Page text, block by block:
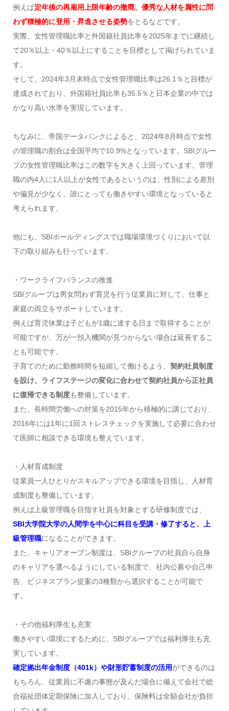
例えば定年後の再雇用上限年齢の撤廃、優秀な人材を属性に問
わず積極的に登用・昇進させる姿勢をとるなどです。
実際、女性管理職比率と外国籍社員比率を2025年までに継続し
て20％以上・40％以上にすることを目標として掲げられていま
す。
そして、2024年3月末時点で女性管理職比率は26.1％と目標が
達成されており、外国籍社員比率も35.5％と日本企業の中では
かなり高い水準を実現しています。
ちなみに、帝国データバンクによると、2024年8月時点で女性
の管理職の割合は全国平均で10.9%となっています。SBIグルー
プの女性管理職比率はこの数字を大きく上回っています。管理
職の内4人に1人以上が女性であるというのは、性別による差別
や偏見が少なく、誰にとっても働きやすい環境となっていると
考えられます。
他にも、SBIホールディングスでは職場環境づくりにおいて以
下の取り組みも行っています。
・ワークライフバランスの推進
SBIグループは男女問わず育児を行う従業員に対して、仕事と
家庭の両立をサポートしています。
例えば育児休業は子どもが1歳に達する日まで取得することが
可能ですが、万が一預入機関が見つからない場合は延長するこ
とも可能です。
子育てのために勤務時間を短縮して働けるよう、 契約社員制度
を設け、ライフステージの変化に合わせて契約社員から正社員
に復帰できる制度も整備しています。
また、長時間労働への対策を2015年から積極的に講じており、
2016年には1年に1回ストレスチェックを実施して必要に合わせ
て医師に相談できる環境も整えています。
・人材育成制度
従業員一人ひとりがスキルアップできる環境を目指し、人材育
成制度も整備しています。
例えば上級管理職を目指す社員を対象とする研修制度では、
SBI大学院大学の人間学を中心に科目を受講・修了すると、上
級管理職になることができます。
また、キャリアオープン制度は、SBIグループの社員自ら自身
のキャリアを選べるようにしている制度で、社内公募や自己申
告、ビジネスプラン提案の3種類から選択することが可能で
す。
・その他福利厚生も充実
働きやすい環境にするために、SBIグループでは福利厚生も充
実しています。
確定拠出年金制度（401k）や財形貯蓄制度の活用ができるのは
もちろん、従業員に不慮の事態が及んだ場合に備えて会社で総
合福祉団体定期保険に加入しており、保険料は全額会社が負担